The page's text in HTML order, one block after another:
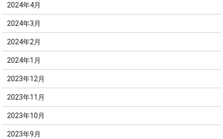
2024年4月
2024年3月
2024年2月
2024年1月
2023年12月
2023年11月
2023年10月
2023年9月